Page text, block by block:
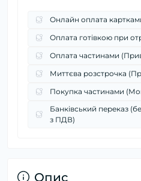
Онлайн оплата
Оплата готівкою при
Оплата частинами
Миттєва розстрочка
Покупка частинами
Банківський переказ
з ПДВ)
Опис